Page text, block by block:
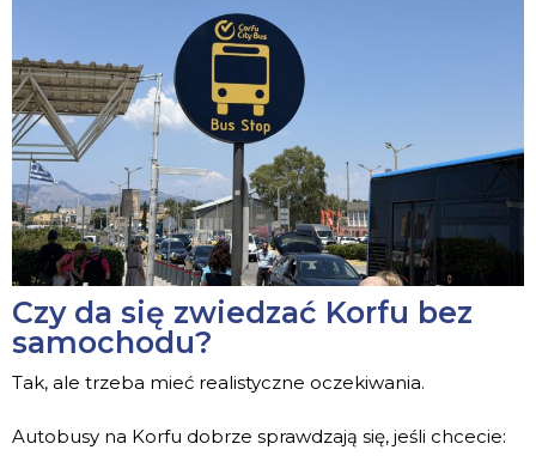
Czy da się zwiedzać Korfu bez
samochodu?
Tak, ale trzeba mieć realistyczne oczekiwania.
Autobusy na Korfu dobrze sprawdzają się, jeśli chcecie: